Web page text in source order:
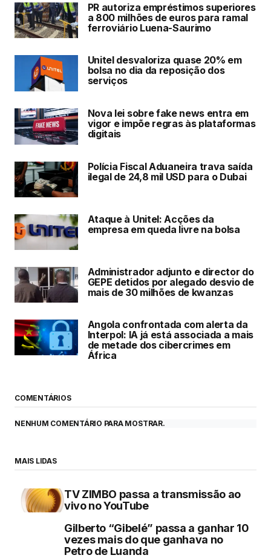
PR autoriza empréstimos superiores
a 800 milhões de euros para ramal
ferroviário Luena-Saurimo
Unitel desvaloriza quase 20% em
bolsa no dia da reposição dos
serviços
Nova lei sobre fake news entra em
vigor e impõe regras às plataformas
digitais
Polícia Fiscal Aduaneira trava saída
ilegal de 24,8 mil USD para o Dubai
Ataque à Unitel: Acções da
empresa em queda livre na bolsa
Administrador adjunto e director do
GEPE detidos por alegado desvio de
mais de 30 milhões de kwanzas
Angola confrontada com alerta da
Interpol: IA já está associada a mais
de metade dos cibercrimes em
África
COMENTÁRIOS
NENHUM COMENTÁRIO PARA MOSTRAR.
MAIS LIDAS
TV ZIMBO passa a transmissão ao
vivo no YouTube
Gilberto “Gibelé” passa a ganhar 10
vezes mais do que ganhava no
Petro de Luanda